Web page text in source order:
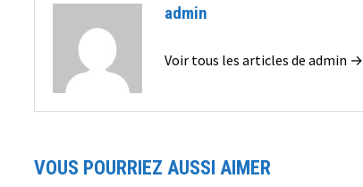
admin
Voir tous les articles de admin →
VOUS POURRIEZ AUSSI AIMER